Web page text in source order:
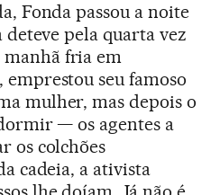
Fonda passou a noite
pela quarta vez
fria em
seu famoso
mulher, mas depois o
— os agentes a
os colchões
cadeia, a ativista